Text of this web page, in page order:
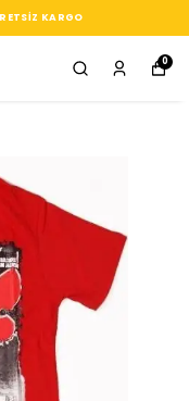
DAIR KÜÇÜK BIR IMZA
0